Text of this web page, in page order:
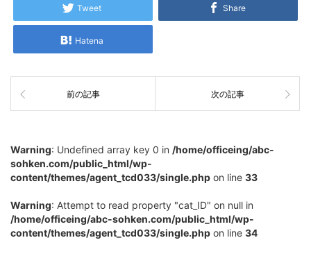
Tweet Share
Hatena
前の記事 次の記事
Warning: Undefined array key 0 in /home/officeing/abc-
sohken.com/public_html/wp-
content/themes/agent_tcd033/single.php on line 33
Warning: Attempt to read property "cat_ID" on null in
/home/officeing/abc-sohken.com/public_html/wp-
content/themes/agent_tcd033/single.php on line 34